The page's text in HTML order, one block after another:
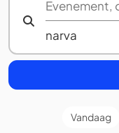
Vandaag